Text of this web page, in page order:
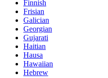
Finnish
Frisian
Galician
Georgian
Gujarati
Haitian
Hausa
Hawaiian
Hebrew